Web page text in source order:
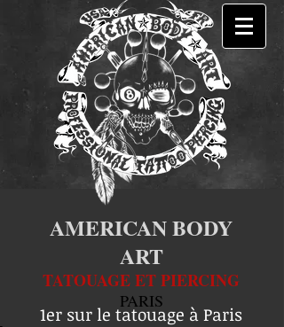
AMERICAN BODY
ART
TATOUAGE ET PIERCING
PARIS
1er sur le tatouage à Paris